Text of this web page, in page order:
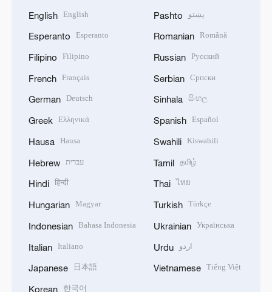
English English
Esperanto Esperanto
Filipino Filipino
French Français
German Deutsch
Greek Ελληνικά
Hausa Hausa
Hebrew עברית
Hindi हिन्दी
Hungarian Magyar
Indonesian Bahasa Indonesia
Italian Italiano
Japanese 日本語
Korean 한국어
Pashto پښتو
Romanian Română
Russian Русский
Serbian Српски
Sinhala සිංහල
Spanish Español
Swahili Kiswahili
Tamil தமிழ்
Thai ไทย
Turkish Türkçe
Ukrainian Українська
Urdu اردو
Vietnamese Tiếng Việt